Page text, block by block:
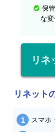
保
な
リネ
リネット
スマホ